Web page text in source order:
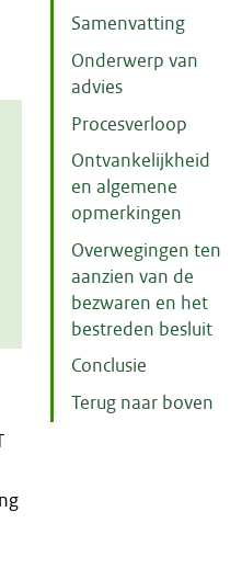
Samenvatting
Onderwerp van
advies
Procesverloop
Ontvankelijkheid
en algemene
opmerkingen
Overwegingen ten
aanzien van de
bezwaren en het
bestreden besluit
Conclusie
Terug naar boven